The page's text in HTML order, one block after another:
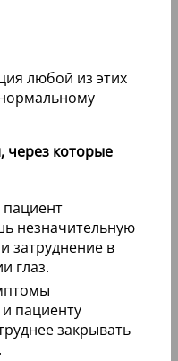
любой из этих
через которые
незначительную
затруднение в
глаз.
пациенту
закрывать